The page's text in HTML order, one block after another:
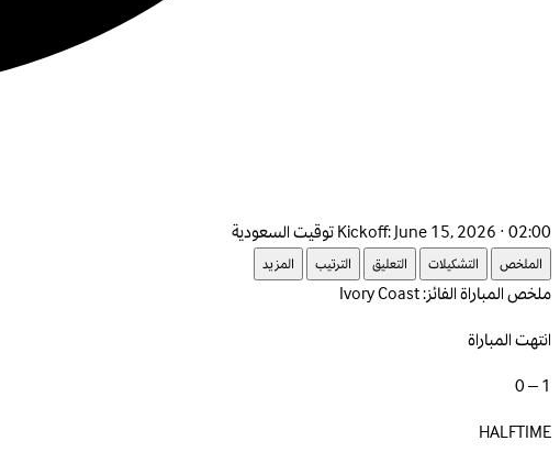
Kickoff:June 15, 2026 · 02:00 توقيت السعودية
الملخص التشكيلات التعليق الترتيب المزيد
ملخص المباراةالفائز: Ivory Coast
انتهت المباراة
1 – 0
HALFTIME